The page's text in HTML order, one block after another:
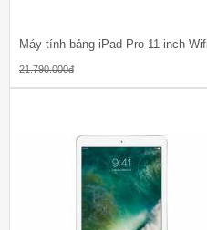
Máy tính bảng iPad Pro 11 inch
21.790.000đ